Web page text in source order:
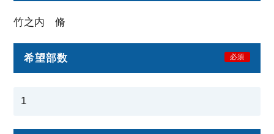
竹之内 脩
希望部数 必須